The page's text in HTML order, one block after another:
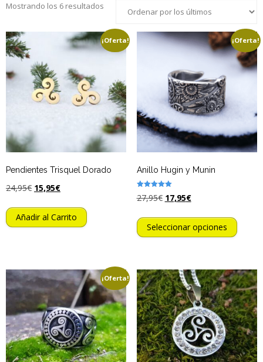
Más
0,00€
¿Qué son las Runas?
Mostrando los 6 resultados
¡Oferta!
Pendientes Trisquel Dorado
24,95€ 15,95€
Añadir al Carrito
¡Oferta!
Anillo Hugin y Munin
con
27,95€ 17,95€
Seleccionar opciones
¡Oferta!